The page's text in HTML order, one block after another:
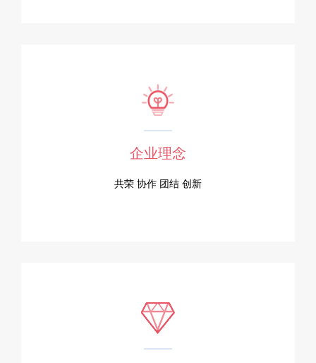
企业理念
共荣 协作 团结 创新